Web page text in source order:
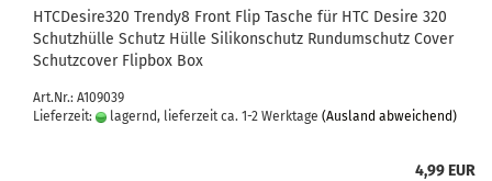
HTCDesire320 Trendy8 Front Flip Ta­sche für HTC De­si­re 320
Schutz­hül­le Schutz Hülle Si­li­kon­schutz Rund­um­schutz Cover
Schutz­co­ver Flip­box Box
Art.Nr.: A109039
Lieferzeit:
lagernd, lieferzeit ca. 1-2 Werktage (Ausland abweichend)
4,99 EUR